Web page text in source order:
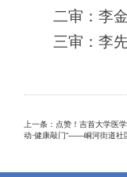
二审：李
三审：李
上一条：点赞！吉首大学医
动·健康敲门“——峒河街道社